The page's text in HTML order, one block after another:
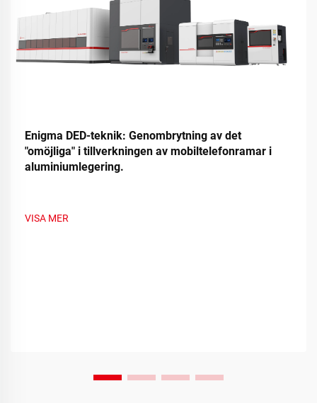
Enigma DED-teknik: Genombrytning av det
"omöjliga" i tillverkningen av mobiltelefonramar i
aluminiumlegering.
VISA MER